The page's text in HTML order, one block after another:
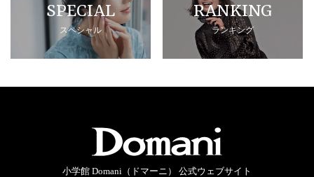
SPECIAL
スペシャル
RANKING
ランキング
小学館 Domani（ドマーニ） 公式ウェブサイト